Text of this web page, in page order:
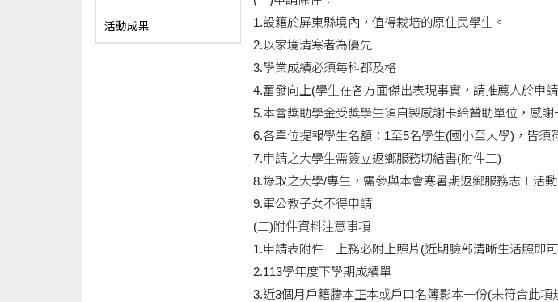
活動成果
1.設籍於屏東縣境內，值得栽培的原住民學生。
2.以家境清寒者為優先
3.學業成績必須每科都及格
4.奮發向上(學生在各方面傑出表現事實，請推薦人於申
5.本會獎助學金受獎學生須自製感謝卡給贊助單位，感
6.各單位提報學生名額：1至5名學生(國小至大學)，皆須
7.申請之大學生需簽立返鄉服務切結書(附件二)
8.錄取之大學/專生，需參與本會寒暑期返鄉服務志工活動
9.軍公教子女不得申請
(二)附件資料注意事項
1.申請表附件一上務必附上照片(近期臉部清晰生活照即
2.113學年度下學期成績單
3.近3個月戶籍謄本正本或戶口名簿影本一份(未符合此項